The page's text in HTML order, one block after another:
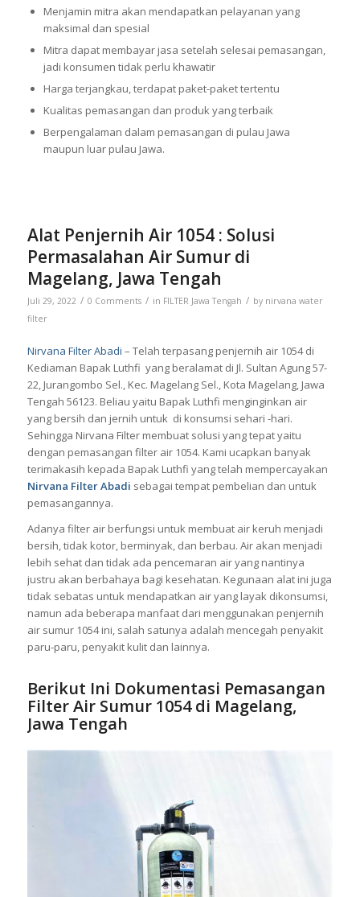
Menjamin mitra akan mendapatkan pelayanan yang
maksimal dan spesial
Mitra dapat membayar jasa setelah selesai pemasangan,
jadi konsumen tidak perlu khawatir
Harga terjangkau, terdapat paket-paket tertentu
Kualitas pemasangan dan produk yang terbaik
Berpengalaman dalam pemasangan di pulau Jawa
maupun luar pulau Jawa.
Alat Penjernih Air 1054 : Solusi
Permasalahan Air Sumur di
Magelang, Jawa Tengah
Juli 29, 2022 / 0 Comments / in FILTER Jawa Tengah / by nirvana water
filter
Nirvana Filter Abadi – Telah terpasang penjernih air 1054 di
Kediaman Bapak Luthfi yang beralamat di Jl. Sultan Agung 57-
22, Jurangombo Sel., Kec. Magelang Sel., Kota Magelang, Jawa
Tengah 56123. Beliau yaitu Bapak Luthfi menginginkan air
yang bersih dan jernih untuk di konsumsi sehari -hari.
Sehingga Nirvana Filter membuat solusi yang tepat yaitu
dengan pemasangan filter air 1054. Kami ucapkan banyak
terimakasih kepada Bapak Luthfi yang telah mempercayakan
Nirvana Filter Abadi sebagai tempat pembelian dan untuk
pemasangannya.
Adanya filter air berfungsi untuk membuat air keruh menjadi
bersih, tidak kotor, berminyak, dan berbau. Air akan menjadi
lebih sehat dan tidak ada pencemaran air yang nantinya
justru akan berbahaya bagi kesehatan. Kegunaan alat ini juga
tidak sebatas untuk mendapatkan air yang layak dikonsumsi,
namun ada beberapa manfaat dari menggunakan penjernih
air sumur 1054 ini, salah satunya adalah mencegah penyakit
paru-paru, penyakit kulit dan lainnya.
Berikut Ini Dokumentasi Pemasangan
Filter Air Sumur 1054 di Magelang,
Jawa Tengah